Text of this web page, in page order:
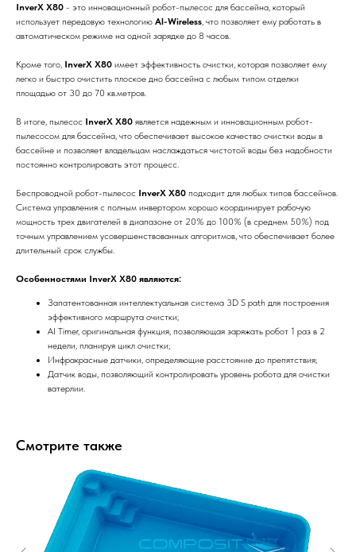
InverX X80 - это инновационный робот-пылесос для бассейна, который
использует передовую технологию Al-Wireless, что позволяет ему работать в
автоматическом режиме на одной зарядке до 8 часов.
Кроме того, InverX X80 имеет эффективность очистки, которая позволяет ему
легко и быстро очистить плоское дно бассейна с любым типом отделки
площадью от 30 до 70 кв.метров.
В итоге, пылесос InverX X80 является надежным и инновационным робот-
пылесосом для бассейна, что обеспечивает высокое качество очистки воды в
бассейне и позволяет владельцам наслаждаться чистотой воды без надобности
постоянно контролировать этот процесс.
Беспроводной робот-пылесос InverX X80 подходит для любых типов бассейнов.
Система управления с полным инвертором хорошо координирует рабочую
мощность трех двигателей в диапазоне от 20% до 100% (в среднем 50%) под
точным управлением усовершенствованных алгоритмов, что обеспечивает более
длительный срок службы.
Особенностями InverX X80 являются:
Запатентованная интеллектуальная система 3D S path для построения
эффективного маршрута очистки;
AI Timer, оригинальная функция, позволяющая заряжать робот 1 раз в 2
недели, планируя цикл очистки;
Инфракрасные датчики, определяющие расстояние до препятствия;
Датчик воды, позволяющий контролировать уровень робота для очистки
ватерлии.
Смотрите также